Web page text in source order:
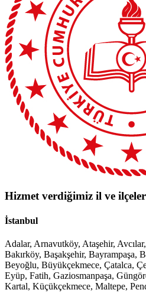
Hizmet verdiğimiz il ve ilçeler
İstanbul
Adalar, Arnavutköy, Ataşehir,
Bakırköy, Başakşehir, Bayrampaşa,
Beyoğlu, Büyükçekmece, Çatalca,
Eyüp, Fatih, Gaziosmanpaşa,
Kartal, Küçükçekmece, Maltepe,